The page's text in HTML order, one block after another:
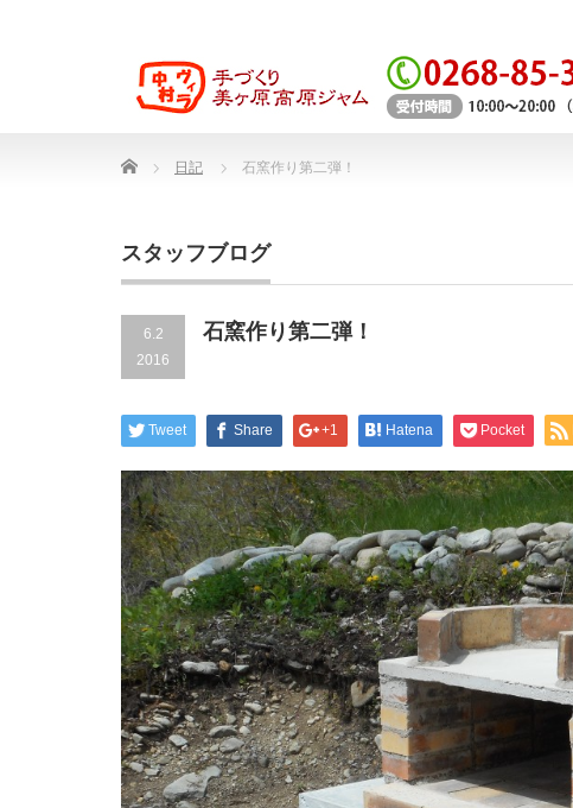
Home 日記 石窯作り第二弾！
スタッフブログ
6.2
2016
石窯作り第二弾！
Tweet Share +1 Hatena Pocket